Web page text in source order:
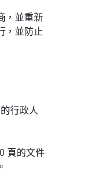
，並重新
，並防止
行政人
頁的文件